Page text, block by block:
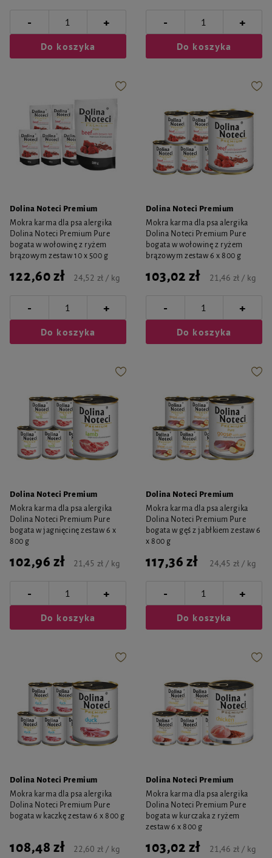
- +
Do koszyka
- +
Do koszyka
Dolina Noteci Premium
Mokra karma dla psa alergika
Dolina Noteci Premium Pure
bogata w wołowinę z ryżem
brązowym zestaw 10 x 500 g
122,60 zł 24,52 zł / kg
- +
Do koszyka
Dolina Noteci Premium
Mokra karma dla psa alergika
Dolina Noteci Premium Pure
bogata w wołowinę z ryżem
brązowym zestaw 6 x 800 g
103,02 zł 21,46 zł / kg
- +
Do koszyka
Dolina Noteci Premium
Mokra karma dla psa alergika
Dolina Noteci Premium Pure
bogata w jagnięcinę zestaw 6 x
800 g
102,96 zł 21,45 zł / kg
- +
Do koszyka
Dolina Noteci Premium
Mokra karma dla psa alergika
Dolina Noteci Premium Pure
bogata w gęś z jabłkiem zestaw 6
x 800 g
117,36 zł 24,45 zł / kg
- +
Do koszyka
Dolina Noteci Premium
Mokra karma dla psa alergika
Dolina Noteci Premium Pure
bogata w kaczkę zestaw 6 x 800 g
108,48 zł 22,60 zł / kg
Dolina Noteci Premium
Mokra karma dla psa alergika
Dolina Noteci Premium Pure
bogata w kurczaka z ryżem
zestaw 6 x 800 g
103,02 zł 21,46 zł / kg